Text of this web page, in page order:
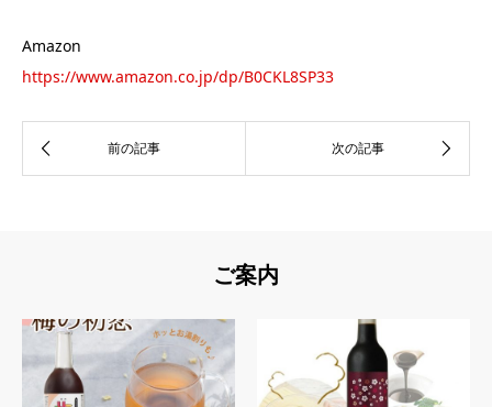
Amazon
https://www.amazon.co.jp/dp/B0CKL8SP33
ご案内